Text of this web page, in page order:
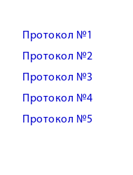
Протокол №1
Протокол №2
Протокол №3
Протокол №4
Протокол №5